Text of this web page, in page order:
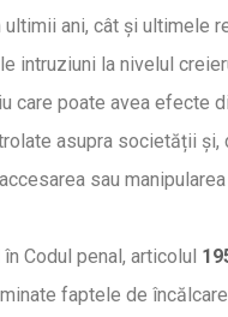
ani, cât și ultimele
intruziuni la nivelul
care poate avea efecte
asupra societății
sau
Codul penal, articolul
faptele de